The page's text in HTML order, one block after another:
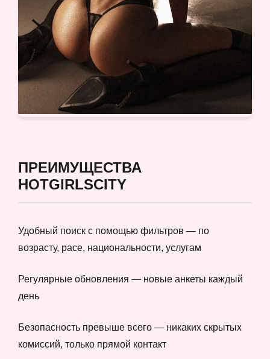
ПРЕИМУЩЕСТВА
HOTGIRLSCITY
Удобный поиск с помощью фильтров — по
возрасту, расе, национальности, услугам
Регулярные обновления — новые анкеты каждый
день
Безопасность превыше всего — никаких скрытых
комиссий, только прямой контакт